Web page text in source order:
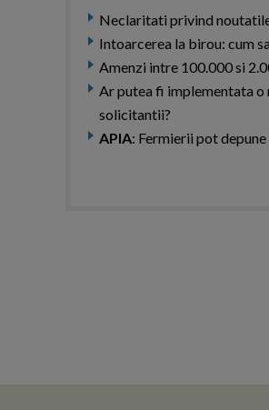
Neclaritati privind
Intoarcerea la birou: cum
Amenzi intre 100.000 si
Ar putea fi implementata o
solicitantii?
APIA: Fermierii pot